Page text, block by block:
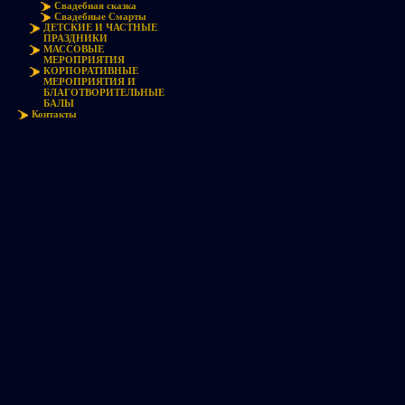
Свадебная сказка
Свадебные Смарты
ДЕТСКИЕ И ЧАСТНЫЕ
ПРАЗДНИКИ
МАССОВЫЕ
МЕРОПРИЯТИЯ
КОРПОРАТИВНЫЕ
МЕРОПРИЯТИЯ И
БЛАГОТВОРИТЕЛЬНЫЕ
БАЛЫ
Контакты